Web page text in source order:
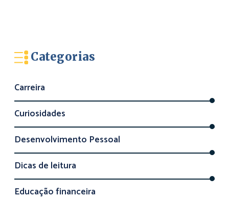
Categorias
Carreira
Curiosidades
Desenvolvimento Pessoal
Dicas de leitura
Educação financeira